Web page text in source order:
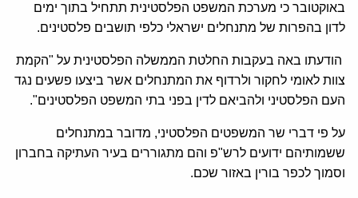
באוקטובר כי מערכת המשפט הפלסטינית תתחיל בתוך ימים
לדון בהפרות של מתנחלים ישראלי כלפי תושבים פלסטינים.
הודעתו באה בעקבות החלטת הממשלה הפלסטינית על "הקמת
צוות לאומי לחקור ולרדוף את המתנחלים אשר ביצעו פשעים נגד
העם הפלסטיני ולהביאם לדין בפני בתי המשפט הפלסטינים".
על פי דברי שר המשפטים הפלסטיני, מדובר במתנחלים
ששמותיהם ידועים לרש"פ והם מתגוררים בעיר העתיקה בחברון
וסמוך לכפר בורין באזור שכם.